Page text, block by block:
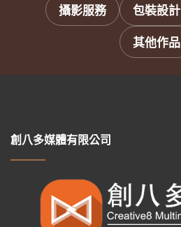
攝影服務
包裝設計
其他作品
創八多媒體有限公司